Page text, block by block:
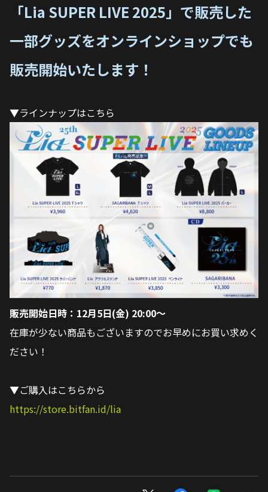
「Lia SUPER LIVE 2025」で販売した
一部グッズをオンラインショップでも
販売開始いたします！
▼ラインナップはこちら
販売開始日時：12月5日(金) 20:00〜
在庫が少ない商品もございますのでお早めにお買い求めく
ださい！
▼ご購入はこちらから
https://store.bitfan.id/lia